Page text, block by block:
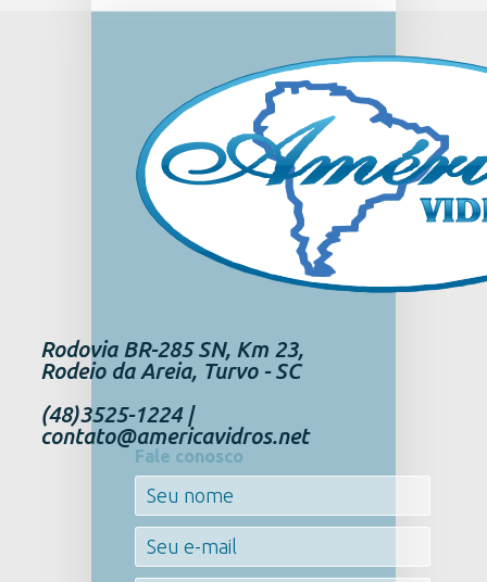
Rodovia BR-285 SN, Km 23,
Rodeio da Areia, Turvo - SC
(48)3525-1224 |
contato@americavidros.net
Fale conosco